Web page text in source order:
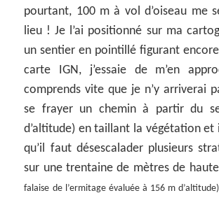
pourtant, 100 m à vol d’oiseau me
lieu ! Je l’ai positionné sur ma
un sentier en pointillé figurant
carte IGN, j’essaie de m’en
comprends vite que je n’y arriverai
se frayer un chemin à partir du
d’altitude) en taillant la végétation et
qu’il faut désescalader plusieurs
sur une trentaine de mètres de
falaise de l’ermitage évaluée à 156 m d’altitude)